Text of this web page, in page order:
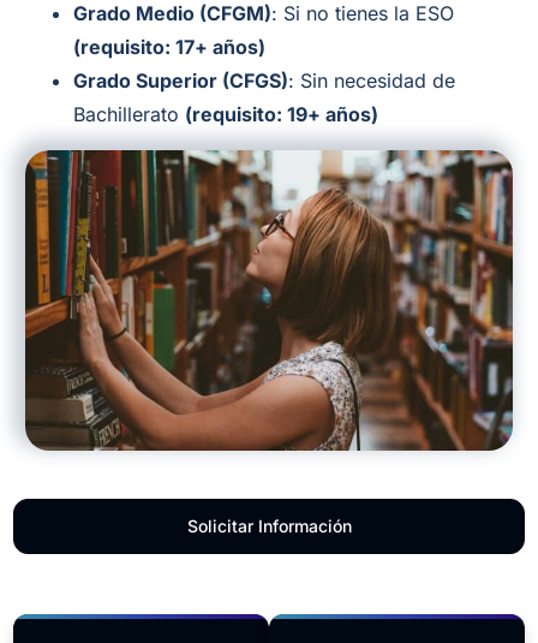
Grado Medio (CFGM): Si no tienes la ESO
(requisito: 17+ años)
Grado Superior (CFGS): Sin necesidad de
Bachillerato (requisito: 19+ años)
Solicitar Información